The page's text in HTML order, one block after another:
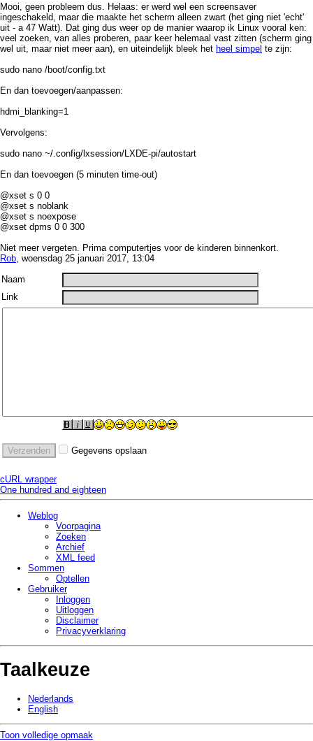
Mooi, geen probleem dus. Helaas: er werd wel een screensaver
ingeschakeld, maar die maakte het scherm alleen zwart (het ging niet 'echt'
uit - a 47 Watt). Dat ging dus weer op de manier waarop ik Linux vooral ken:
veel zoeken, van alles proberen, paar keer helemaal vast zitten (scherm ging
wel uit, maar niet meer aan), en uiteindelijk bleek het heel simpel te zijn:
sudo nano /boot/config.txt
En dan toevoegen/aanpassen:
hdmi_blanking=1
Vervolgens:
sudo nano ~/.config/lxsession/LXDE-pi/autostart
En dan toevoegen (5 minuten time-out)
@xset s 0 0
@xset s noblank
@xset s noexpose
@xset dpms 0 0 300
Niet meer vergeten. Prima computertjes voor de kinderen binnenkort.
Rob , woensdag 25 januari 2017, 13:04
Naam
Link
Gegevens opslaan
cURL wrapper
One hundred and eighteen
Weblog
Voorpagina
Zoeken
Archief
XML feed
Sommen
Optellen
Gebruiker
Inloggen
Uitloggen
Disclaimer
Privacy­verklaring
Taalkeuze
Nederlands
English
Toon volledige opmaak